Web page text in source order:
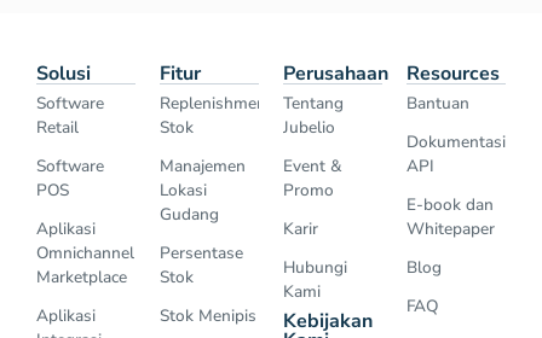
Solusi
Software
Retail
Software
POS
Aplikasi
Omnichannel
Marketplace
Aplikasi
Fitur
Replenishment
Stok
Manajemen
Lokasi
Gudang
Persentase
Stok
Stok Menipis
Perusahaan
Tentang
Jubelio
Event &
Promo
Karir
Hubungi
Kami
Kebijakan
Resources
Bantuan
Dokumentasi
API
E-book dan
Whitepaper
Blog
FAQ